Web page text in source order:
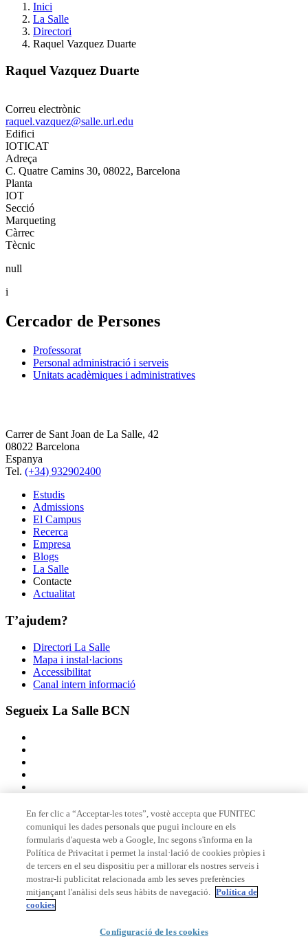
Inici
La Salle
Directori
Raquel Vazquez Duarte
Raquel Vazquez Duarte
Correu electrònic
raquel.vazquez@salle.url.edu
Edifici
IOTICAT
Adreça
C. Quatre Camins 30, 08022, Barcelona
Planta
IOT
Secció
Marqueting
Càrrec
Tècnic
null
i
Cercador de Persones
Professorat
Personal administració i serveis
Unitats acadèmiques i administratives
Carrer de Sant Joan de La Salle, 42
08022 Barcelona
Espanya
Tel. (+34) 932902400
Estudis
Admissions
El Campus
Recerca
Empresa
Blogs
La Salle
Contacte
Actualitat
T’ajudem?
Directori La Salle
Mapa i instal·lacions
Accessibilitat
Canal intern informació
Segueix La Salle BCN
Membre de
Acreditacions
© 2026 La Salle Campus Barcelona - URL |Avís legal
En fer clic a “Acceptar-les totes”, vostè accepta que FUNITEC
comuniqui les dades personals que pugui incloure en els
formularis d'aquesta web a Google, Inc segons s'informa en la
Política de Privacitat i permet la instal·lació de cookies pròpies i
de tercers en el seu dispositiu per a millorar els nostres serveis i
mostrar-li publicitat relacionada amb les seves preferències
mitjançant l'anàlisi dels seus hàbits de navegació. Política de
cookies
Configuració de les cookies